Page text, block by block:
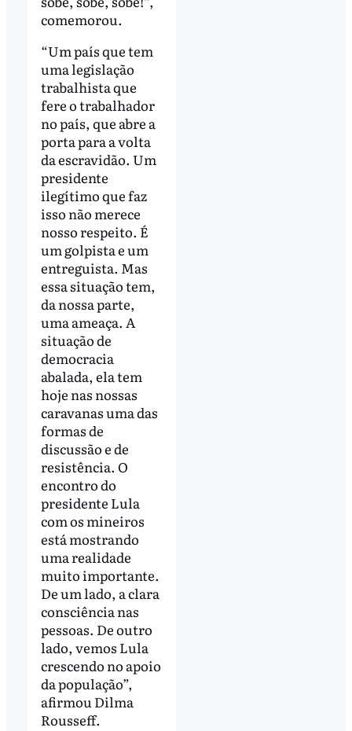
comemorou.
“Um país que tem
uma legislação
trabalhista que
fere o trabalhador
no país, que abre a
porta para a volta
da escravidão. Um
presidente
ilegítimo que faz
isso não merece
nosso respeito. É
um golpista e um
entreguista. Mas
essa situação tem,
da nossa parte,
uma ameaça. A
situação de
democracia
abalada, ela tem
hoje nas nossas
caravanas uma das
formas de
discussão e de
resistência. O
encontro do
presidente Lula
com os mineiros
está mostrando
uma realidade
muito importante.
De um lado, a clara
consciência nas
pessoas. De outro
lado, vemos Lula
crescendo no apoio
da população”,
afirmou Dilma
Rousseff.